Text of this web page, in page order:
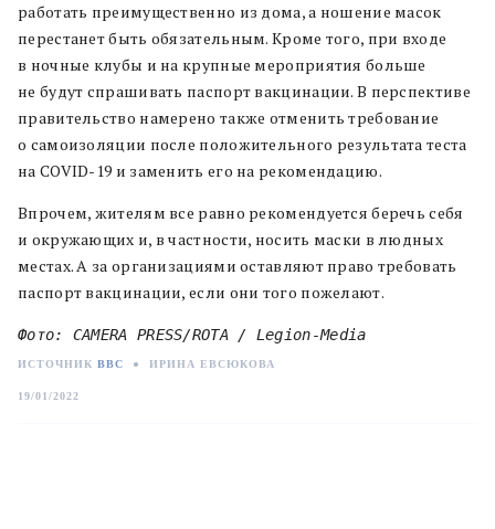
работать преимущественно из дома, а ношение масок
перестанет быть обязательным. Кроме того, при входе
в ночные клубы и на крупные мероприятия больше
не будут спрашивать паспорт вакцинации. В перспективе
правительство намерено также отменить требование
о самоизоляции после положительного результата теста
на COVID-19 и заменить его на рекомендацию.
Впрочем, жителям все равно рекомендуется беречь себя
и окружающих и, в частности, носить маски в людных
местах. А за организациями оставляют право требовать
паспорт вакцинации, если они того пожелают.
Фото: CAMERA PRESS/ROTA / Legion-Media
ИСТОЧНИК BBC ● ИРИНА ЕВСЮКОВА
19/01/2022